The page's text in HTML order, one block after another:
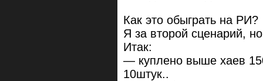
Как это обыграть на РИ?
Я за второй сценарий,
Итак:
— куплено выше хаев
10штук..